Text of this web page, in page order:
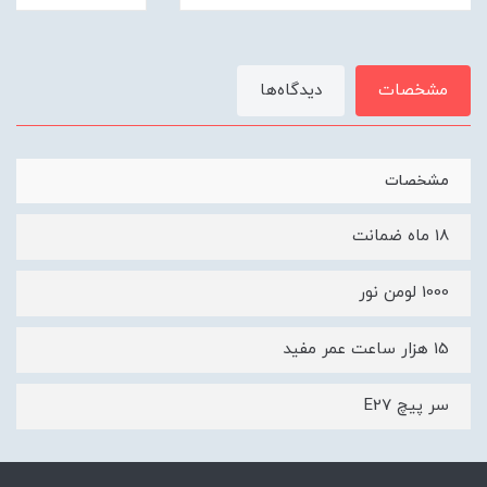
مشخصات دیدگاه‌ها
مشخصات
18 ماه ضمانت
1000 لومن نور
15 هزار ساعت عمر مفید
سر پیچ E27